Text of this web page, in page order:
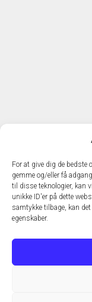
For at give dig de bedste
gemme og/eller få
til disse teknologier, kan
unikke ID'er på dette
samtykke tilbage, kan
egenskaber.